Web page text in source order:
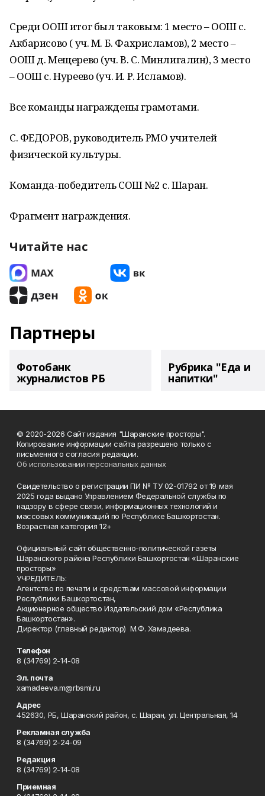
Среди ООШ итог был таковым: 1 место – ООШ с.
Акбарисово ( уч. М. Б. Фахрисламов), 2 место –
ООШ д. Мещерево (уч. В. С. Минлигалин), 3 место
– ООШ с. Нуреево (уч. И. Р. Исламов).
Все команды награждены грамотами.
С. ФЕДОРОВ, руководитель РМО учителей
физической культуры.
Команда-победитель СОШ №2 с. Шаран.
Фрагмент награждения.
Читайте нас
Партнеры
Фотобанк
журналистов РБ
Рубрика "Еда и
напитки"
© 2020-2026 Сайт издания "Шаранские просторы".
Копирование информации сайта разрешено только с
письменного согласия редакции.
Об использовании персональных данных
Свидетельство о регистрации ПИ № ТУ 02-01792 от 19 мая
2025 года выдано Управлением Федеральной службы по
надзору в сфере связи, информационных технологий и
массовых коммуникаций по Республике Башкортостан.
Возрастная категория 12+
Официальный сайт общественно-политической газеты
Шаранского района Республики Башкортостан «Шаранские
просторы»
УЧРЕДИТЕЛЬ:
Агентство по печати и средствам массовой информации
Республики Башкортостан,
Акционерное общество Издательский дом «Республика
Башкортостан».
Директор (главный редактор) М.Ф. Хамадеева.
Телефон
8 (34769) 2-14-08
Эл. почта
xamadeeva.m@rbsmi.ru
Адрес
452630, РБ, Шаранский район, с. Шаран, ул. Центральная, 14
Рекламная служба
8 (34769) 2-24-09
Редакция
8 (34769) 2-14-08
Приемная